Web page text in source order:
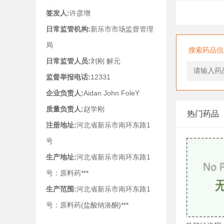
搜索药品
热门药品
签发人:许彦增
日常监管机构:新乐市市场监督管理
局
日常监管人员:刘刚 解元
监督举报电话:12331
企业负责人:Aidan John FoleY
质量负责人:赵学刚
注册地址:河北省新乐市南环东路1
号
生产地址:河北省新乐市南环东路1
号：原料药***
生产范围:河北省新乐市南环东路1
号：原料药(盐酸纳洛酮)***